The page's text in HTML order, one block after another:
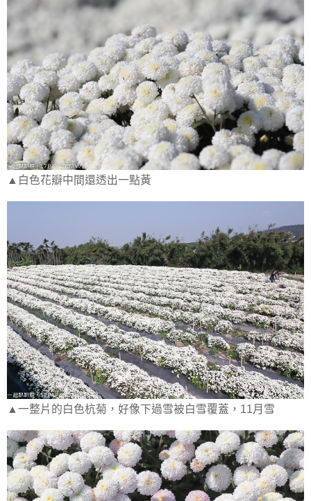
▲白色花瓣中間還透出一點黃
▲一整片的白色杭菊，好像下過雪被白雪覆蓋，11月雪